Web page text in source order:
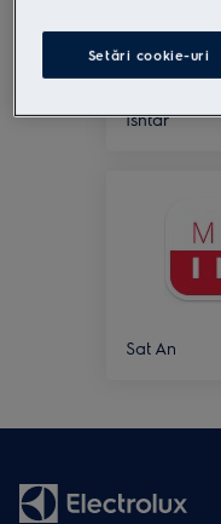
Ishtar
Sat An
Setări cookie-uri